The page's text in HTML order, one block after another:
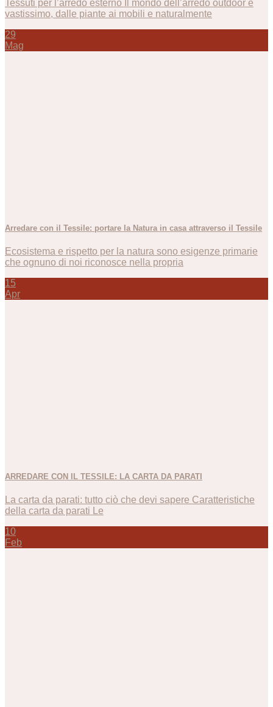
Tessuti per l’arredo esterno Il mondo dell’arredo outdoor è
vastissimo, dalle piante ai mobili e naturalmente
29
Mag
Arredare con il Tessile: portare la Natura in casa attraverso il Tessile
Ecosistema e rispetto per la natura sono esigenze primarie
che ognuno di noi riconosce nella propria
15
Apr
ARREDARE CON IL TESSILE: LA CARTA DA PARATI
La carta da parati: tutto ciò che devi sapere Caratteristiche
della carta da parati Le
10
Feb